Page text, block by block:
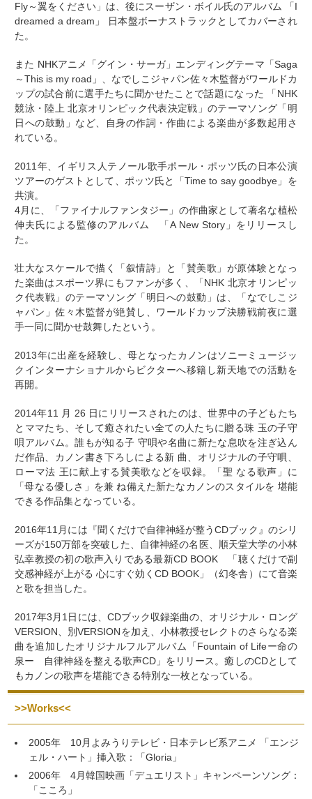
Fly～翼をください」は、後にスーザン・ボイル氏のアルバム 「I
dreamed a dream」 日本盤ボーナストラックとしてカバーされ
た。
また NHKアニメ「グイン・サーガ」エンディングテーマ「Saga
～This is my road」、なでしこジャパン佐々木監督がワールドカ
ップの試合前に選手たちに聞かせたことで話題になった 「NHK
競泳・陸上 北京オリンピック代表決定戦」のテーマソング「明
日への鼓動」など、自身の作詞・作曲による楽曲が多数起用さ
れている。
2011年、イギリス人テノール歌手ポール・ポッツ氏の日本公演
ツアーのゲストとして、ポッツ氏と「Time to say goodbye」を
共演。
4月に、「ファイナルファンタジー」の作曲家として著名な植松
伸夫氏による監修のアルバム 「A New Story」をリリースし
た。
壮大なスケールで描く「叙情詩」と「賛美歌」が原体験となっ
た楽曲はスポーツ界にもファンが多く、「NHK 北京オリンピッ
ク代表戦」のテーマソング「明日への鼓動」は、「なでしこジ
ャパン」佐々木監督が絶賛し、ワールドカップ決勝戦前夜に選
手一同に聞かせ鼓舞したという。
2013年に出産を経験し、母となったカノンはソニーミュージッ
クインターナショナルからビクターへ移籍し新天地での活動を
再開。
2014年11 月 26 日にリリースされたのは、世界中の子どもたち
とママたち、そして癒されたい全ての人たちに贈る珠 玉の子守
唄アルバム。誰もが知る子 守唄や名曲に新たな息吹を注ぎ込ん
だ作品、カノン書き下ろしによる新 曲、オリジナルの子守唄、
ローマ法 王に献上する賛美歌などを収録。「聖 なる歌声」に
「母なる優しさ」を兼 ね備えた新たなカノンのスタイルを 堪能
できる作品集となっている。
2016年11月には『聞くだけで自律神経が整うCDブック』のシリ
ーズが150万部を突破した、自律神経の名医、順天堂大学の小林
弘幸教授の初の歌声入りである最新CD BOOK 「聴くだけで副
交感神経が上がる 心にすぐ効くCD BOOK」（幻冬舎）にて音楽
と歌を担当した。
2017年3月1日には、CDブック収録楽曲の、オリジナル・ロング
VERSION、別VERSIONを加え、小林教授セレクトのさらなる楽
曲を追加したオリジナルフルアルバム「Fountain of Lifeー命の
泉ー 自律神経を整える歌声CD」をリリース。癒しのCDとして
もカノンの歌声を堪能できる特別な一枚となっている。
>>Works<<
2005年 10月よみうりテレビ・日本テレビ系アニメ 「エンジ
ェル・ハート」挿入歌：「Gloria」
2006年 4月韓国映画「デュエリスト」キャンペーンソング：
「こころ」